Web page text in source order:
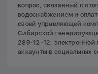
вопрос, связанный с
водоснабжением и
своей управляющей
Сибирской
289-12-12, электронной
аккаунты в социальных